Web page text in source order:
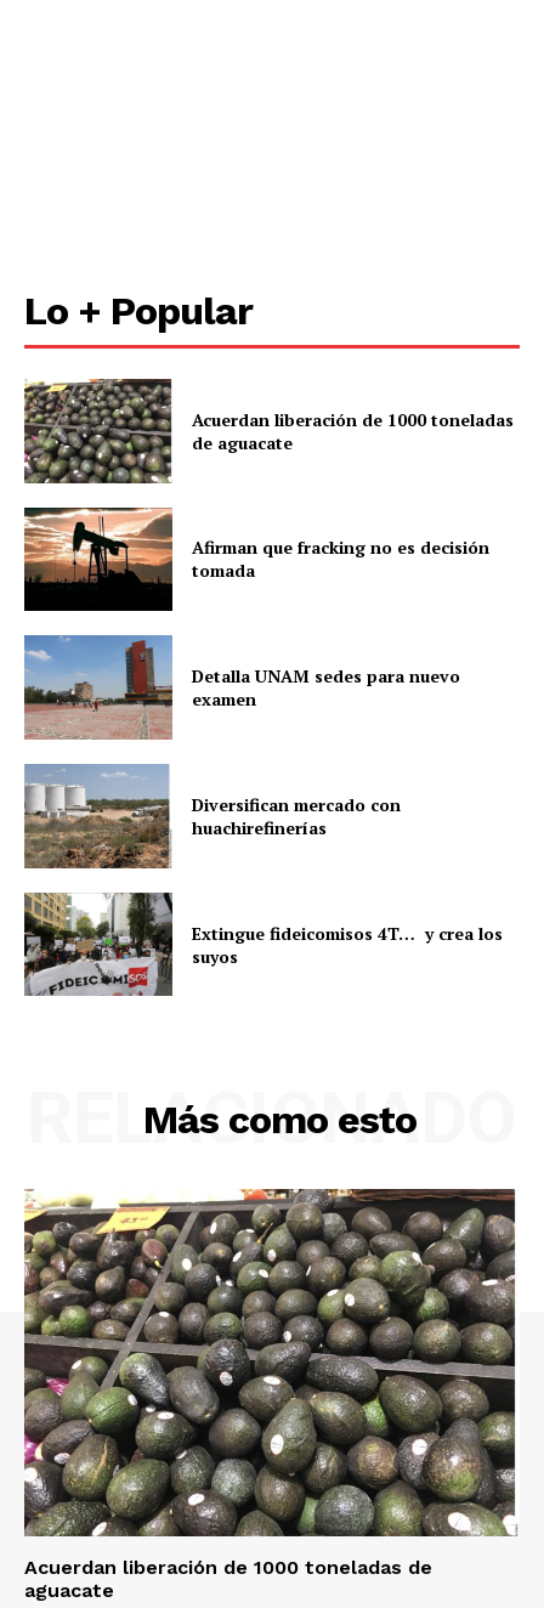
Luces
Del Siglo
Lo + Popular
Acuerdan liberación de 1000 toneladas
de aguacate
Afirman que fracking no es decisión
tomada
Detalla UNAM sedes para nuevo
examen
Diversifican mercado con
huachirefinerías
Extingue fideicomisos 4T… y crea los
suyos
Más como esto
RELACIONADO
Acuerdan liberación de 1000 toneladas de
aguacate